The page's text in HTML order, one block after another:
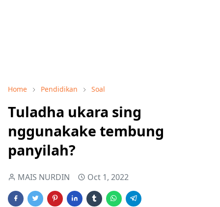
Home Pendidikan Soal
Tuladha ukara sing
nggunakake tembung
panyilah?
MAIS NURDIN Oct 1, 2022